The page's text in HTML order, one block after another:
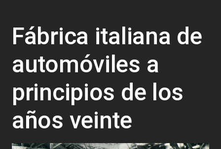
Fábrica italiana de
automóviles a
principios de los
años veinte